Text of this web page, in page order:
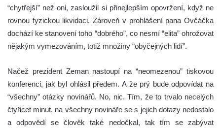
“chytřejší” než oni, zasloužil si přinejlepším opovržení, když ne
rovnou fyzickou likvidaci. Zároveň v prohlášení pana Ovčáčka
dochází ke stanovení toho “dobrého”, co nesmí “elita” ohrožovat
nějakým vymezováním, totiž množiny “obyčejných lidí”.
Načež prezident Zeman nastoupí na “neomezenou” tiskovou
konferenci, jak byl ohlásil předem. A že prý bude odpovídat na
“všechny” otázky novinářů. No, nic. Tím, že to trvalo necelých
čtyřicet minut, na všechny novináře se s jejich dotazy nedostalo
a odpovědí se člověk také nedočkal, tak tím se zabývat